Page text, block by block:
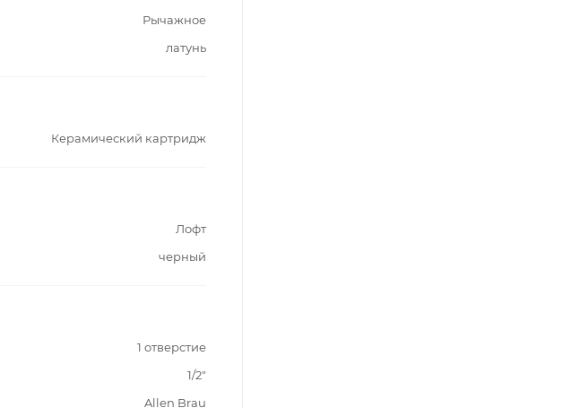
Рычажное
латунь
Керамический картридж
Лофт
черный
1 отверстие
1/2"
Allen Brau